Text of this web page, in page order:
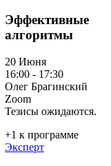
Эффективные
алгоритмы
20 Июня
16:00 - 17:30
Олег Брагинский
Zoom
Тезисы ожидаются.
+1 к программе
Эксперт